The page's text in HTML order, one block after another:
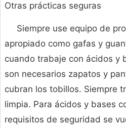
Otras prácticas seguras
Siempre use equipo de
apropiado como gafas y
cuando trabaje con ácidos y
son necesarios zapatos y
cubran los tobillos. Siempre
limpia. Para ácidos y bases
requisitos de seguridad se